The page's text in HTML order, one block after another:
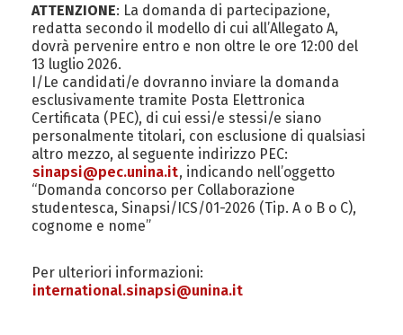
ATTENZIONE: La domanda di partecipazione,
redatta secondo il modello di cui all’Allegato A,
dovrà pervenire entro e non oltre le ore 12:00 del
13 luglio 2026.
I/Le candidati/e dovranno inviare la domanda
esclusivamente tramite Posta Elettronica
Certificata (PEC), di cui essi/e stessi/e siano
personalmente titolari, con esclusione di qualsiasi
altro mezzo, al seguente indirizzo PEC:
sinapsi@pec.unina.it, indicando nell’oggetto
“Domanda concorso per Collaborazione
studentesca, Sinapsi/ICS/01-2026 (Tip. A o B o C),
cognome e nome”
Per ulteriori informazioni:
international.sinapsi@unina.it